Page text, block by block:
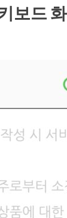
보드